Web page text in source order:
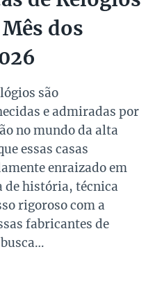
dos
são
e admiradas por
no mundo da alta
essas casas
enraizado em
de história, técnica
rigoroso com a
fabricantes de